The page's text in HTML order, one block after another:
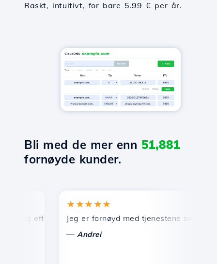
Raskt, intuitivt, for bare 5.99 € per år.
Bli med de mer enn 51,881
fornøyde kunder.
effektiv teknisk support.
★★★★★
Jeg er fornøyd med tjenestene som tilbys
Andrei